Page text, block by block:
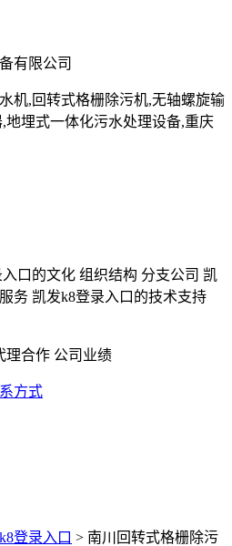
有限公司
机,回转式格栅除污机,无轴螺旋输
地埋式一体化污水处理设备,重庆
口的文化 组织结构 分支公司 凯
务 凯发k8登录入口的技术支持
理合作 公司业绩
方式
登录入口 > 南川回转式格栅除污